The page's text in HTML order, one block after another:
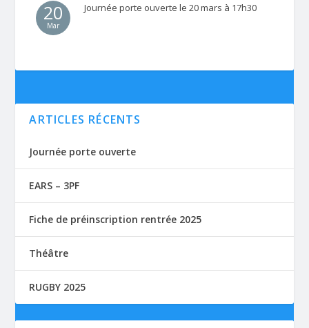
20
Mar
Journée porte ouverte le 20 mars à 17h30
ARTICLES RÉCENTS
Journée porte ouverte
EARS – 3PF
Fiche de préinscription rentrée 2025
Théâtre
RUGBY 2025